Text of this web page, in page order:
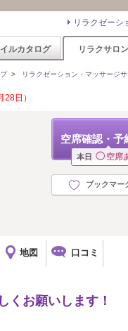
リラクゼーシ
ルカタログ リラクサロン
> リラクゼーション・マッサージ
日）
空席確認・予
本日 ◯ 空席
ブックマー
地図 口コミ
くお願いします！